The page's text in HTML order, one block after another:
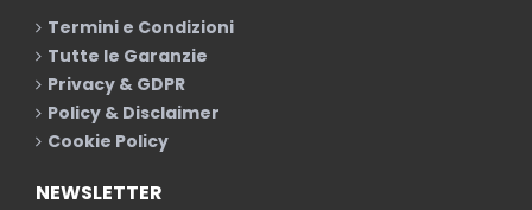
Termini e Condizioni
Tutte le Garanzie
Privacy & GDPR
Policy & Disclaimer
Cookie Policy
NEWSLETTER